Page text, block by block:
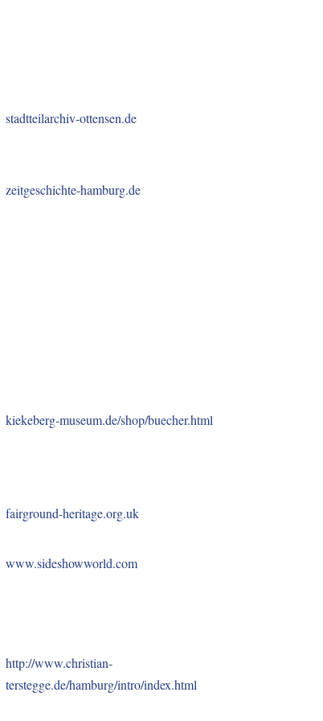
stadtteilarchiv-ottensen.de
zeitgeschichte-hamburg.de
kiekeberg-museum.de/shop/buecher.html
fairground-heritage.org.uk
www.sideshowworld.com
http://www.christian-
terstegge.de/hamburg/intro/index.html